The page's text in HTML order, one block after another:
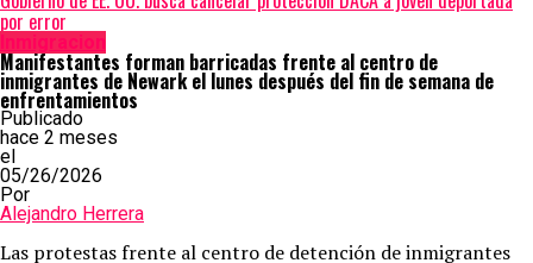
por error
Inmigracion
Manifestantes forman barricadas frente al centro de
inmigrantes de Newark el lunes después del fin de semana de
enfrentamientos
Publicado
hace 2 meses
el
05/26/2026
Por
Alejandro Herrera
Las protestas frente al centro de detención de inmigrantes